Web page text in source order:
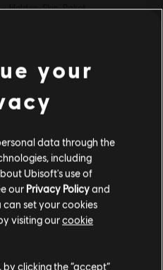
Helden-Skin-Paket
– Shugoki-Helden-Skin
14,99 €
Wächter-Helden-Skin
du aus
Amerika.
your
data through the
including
Ubisoft's use of
our Privacy Policyand
can set your cookies
visiting ourcookie
clicking the “accept”